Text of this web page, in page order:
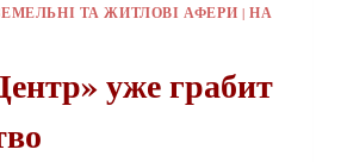
ТА ЖИТЛОВІ АФЕРИ |НА
уже грабит